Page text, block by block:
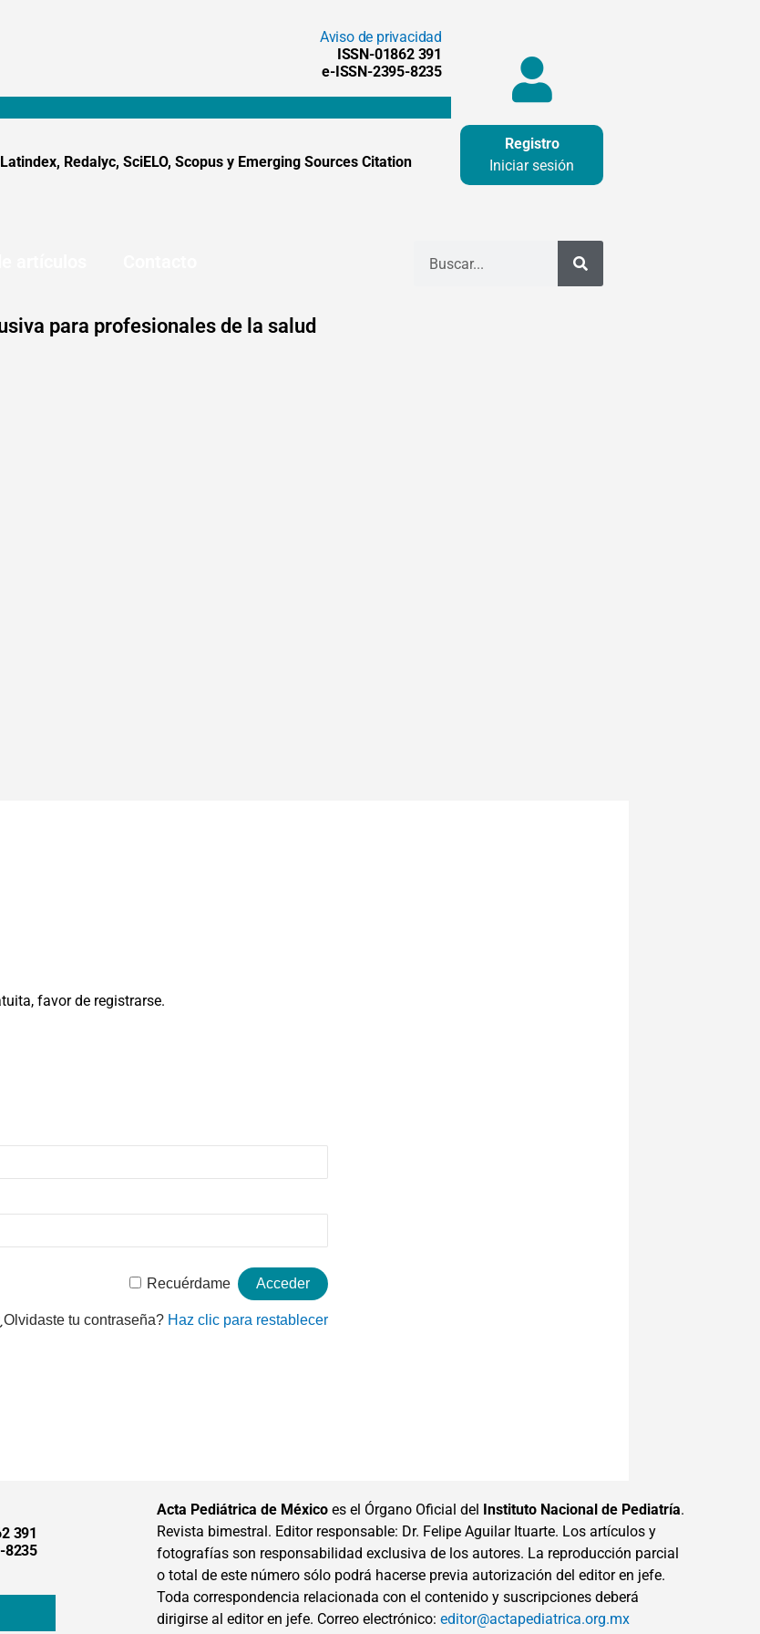
Aviso de privacidad
ISSN-01862 391
e-ISSN-2395-8235
Redalyc, SciELO, Scopus y Emerging Sources Citation
Registro
Iniciar sesión
para profesionales de la salud
favor de registrarse.
Recuérdame
tu contraseña? Haz clic para restablecer
391
8235
Acta Pediátrica de México es el Órgano Oficial del Instituto Nacional de Pediatría.
Revista bimestral. Editor responsable: Dr. Felipe Aguilar Ituarte. Los artículos y
fotografías son responsabilidad exclusiva de los autores. La reproducción parcial
o total de este número sólo podrá hacerse previa autorización del editor en jefe.
Toda correspondencia relacionada con el contenido y suscripciones deberá
dirigirse al editor en jefe. Correo electrónico: editor@actapediatrica.org.mx